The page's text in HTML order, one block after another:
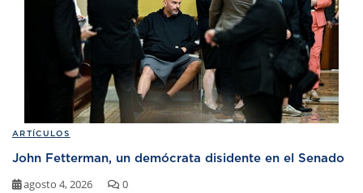
ARTÍCULOS
John Fetterman, un demócrata disidente en el Senado
agosto 4, 2026 0